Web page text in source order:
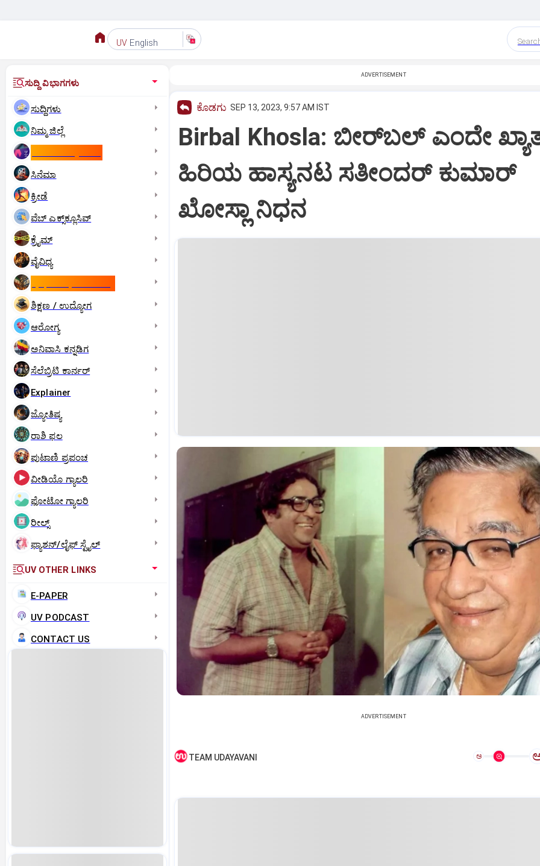
UV English
ಸುದ್ದಿ ವಿಭಾಗಗಳು
ಸುದ್ದಿಗಳು
ನಿಮ್ಮ ಜಿಲ್ಲೆ
ಸಿನೆಮಾ
ಕ್ರೀಡೆ
ವೆಬ್ ಎಕ್ಸ್‌ಕ್ಲೂಸಿವ್
ಕ್ರೈಮ್
ವೈವಿಧ್ಯ
ಶಿಕ್ಷಣ / ಉದ್ಯೋಗ
ಆರೋಗ್ಯ
ಅನಿವಾಸಿ ಕನ್ನಡಿಗ
ಸೆಲೆಬ್ರಿಟಿ ಕಾರ್ನರ್‌
Explainer
ಜ್ಯೋತಿಷ್ಯ
ರಾಶಿ ಫಲ
ಪುಟಾಣಿ ಪ್ರಪಂಚ
ವೀಡಿಯೊ ಗ್ಯಾಲರಿ
ಫೋಟೋ ಗ್ಯಾಲರಿ
ರೀಲ್ಸ್
ಫ್ಯಾಶನ್/ಲೈಫ್‌ ಸ್ಟೈಲ್
UV OTHER LINKS
E-PAPER
UV PODCAST
CONTACT US
ADVERTISEMENT
ಕೊಡಗು SEP 13, 2023, 9:57 AM IST
Birbal Khosla: ಬೀರ್​ಬಲ್ ಎಂದೇ
ಹಿರಿಯ ಹಾಸ್ಯನಟ ಸತೀಂದರ್ ಕುಮಾರ್
ಖೋಸ್ಲಾ ನಿಧನ
ADVERTISEMENT
TEAM UDAYAVANI ಅ